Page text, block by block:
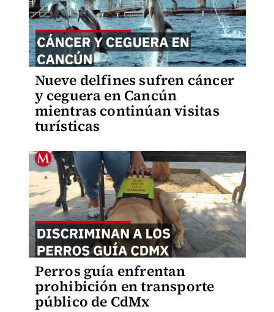
Nueve delfines sufren cáncer
y ceguera en Cancún
mientras continúan visitas
turísticas
Perros guía enfrentan
prohibición en transporte
público de CdMx